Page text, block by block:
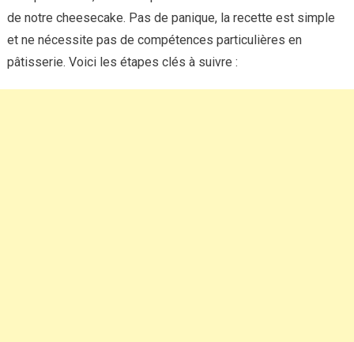
de notre cheesecake. Pas de panique, la recette est simple
et ne nécessite pas de compétences particulières en
pâtisserie. Voici les étapes clés à suivre :